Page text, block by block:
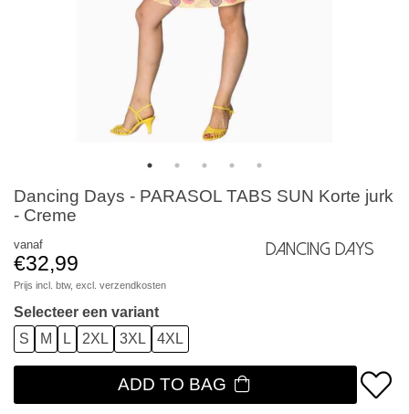
Dancing Days - PARASOL TABS SUN Korte jurk
- Creme
vanaf
€32,99
Prijs incl. btw, excl. verzendkosten
Dancing Days
Selecteer een variant
S
M L 2XL 3XL 4XL
ADD TO BAG